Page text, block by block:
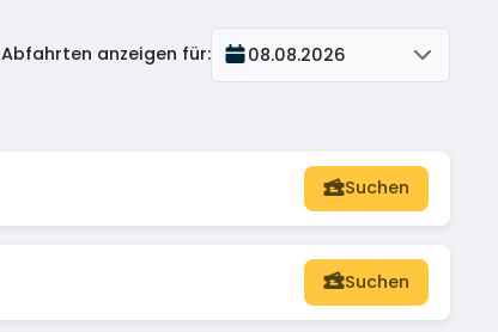
Abfahrten anzeigen für: 08.08.2026
Suchen
Suchen